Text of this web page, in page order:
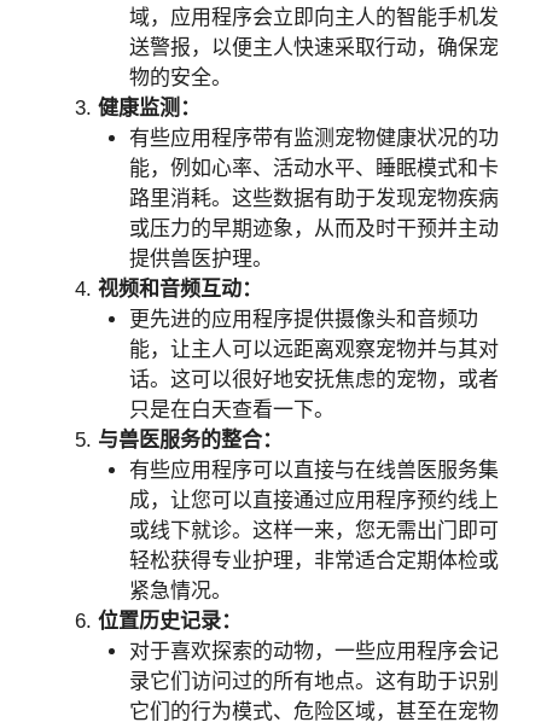
域，应用程序会立即向主人的智能手机发
送警报，以便主人快速采取行动，确保宠
物的安全。
健康监测：
有些应用程序带有监测宠物健康状况的功
能，例如心率、活动水平、睡眠模式和卡
路里消耗。这些数据有助于发现宠物疾病
或压力的早期迹象，从而及时干预并主动
提供兽医护理。
视频和音频互动：
更先进的应用程序提供摄像头和音频功
能，让主人可以远距离观察宠物并与其对
话。这可以很好地安抚焦虑的宠物，或者
只是在白天查看一下。
与兽医服务的整合：
有些应用程序可以直接与在线兽医服务集
成，让您可以直接通过应用程序预约线上
或线下就诊。这样一来，您无需出门即可
轻松获得专业护理，非常适合定期体检或
紧急情况。
位置历史记录：
对于喜欢探索的动物，一些应用程序会记
录它们访问过的所有地点。这有助于识别
它们的行为模式、危险区域，甚至在宠物